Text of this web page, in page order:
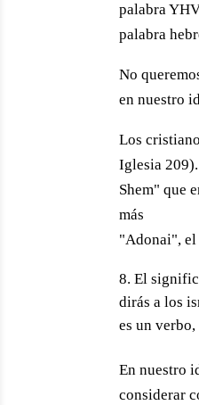
palabra
palabra
No
en nuestro
Los
Iglesia
Shem" que
más
"Adonai", el
El
dirás a los
es un
En nuestro
considerar